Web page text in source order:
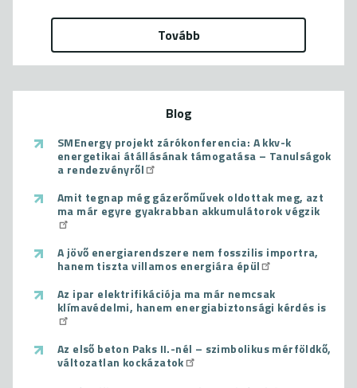
Tovább
Blog
SMEnergy projekt zárókonferencia: A kkv-k
energetikai átállásának támogatása – Tanulságok
a rendezvényről
Amit tegnap még gázerőművek oldottak meg, azt
ma már egyre gyakrabban akkumulátorok végzik
A jövő energiarendszere nem fosszilis importra,
hanem tiszta villamos energiára épül
Az ipar elektrifikációja ma már nemcsak
klímavédelmi, hanem energiabiztonsági kérdés is
Az első beton Paks II.-nél – szimbolikus mérföldkő,
változatlan kockázatok